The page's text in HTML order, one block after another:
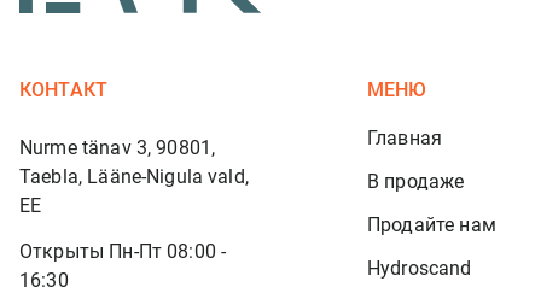
КОНТАКТ
Nurme tänav 3, 90801,
Taebla, Lääne-Nigula vald,
EE
Открыты Пн-Пт 08:00 -
16:30
МЕНЮ
Главная
В продаже
Продайте нам
Hydroscand